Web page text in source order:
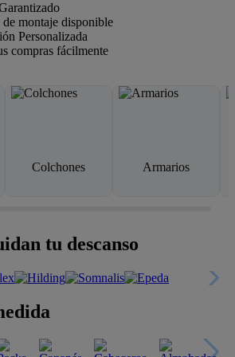
montaje disponible
Personalizada
compras fácilmente
Colchones Armarios
tu descanso